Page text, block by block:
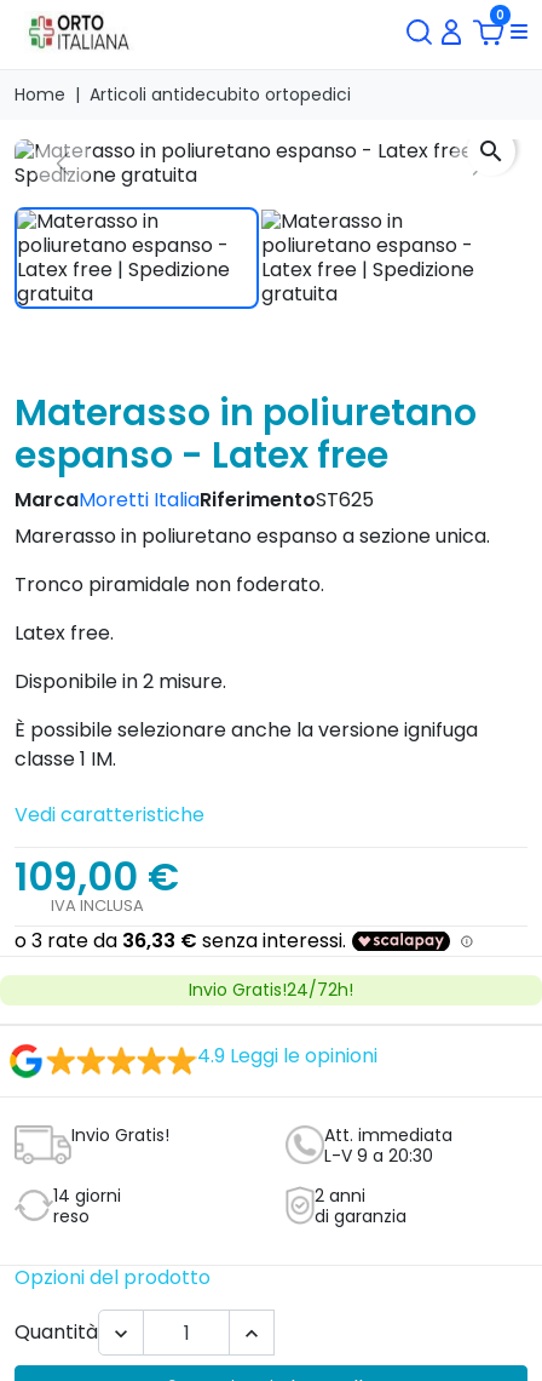
0
Home Articoli antidecubito ortopedici
Previous Next
search
Materasso in poliuretano
espanso - Latex free
MarcaMoretti ItaliaRiferimentoST625
Marerasso in poliuretano espanso a sezione unica.
Tronco piramidale non foderato.
Latex free.
Disponibile in 2 misure.
È possibile selezionare anche la versione ignifuga
classe 1 IM.
Vedi caratteristiche
109,00 €
IVA INCLUSA
Invio Gratis!24/72h!
4.9 Leggi le opinioni
Invio Gratis!
Att. immediata
L-V 9 a 20:30
14 giorni
reso
2 anni
di garanzia
Opzioni del prodotto
Quantità
 